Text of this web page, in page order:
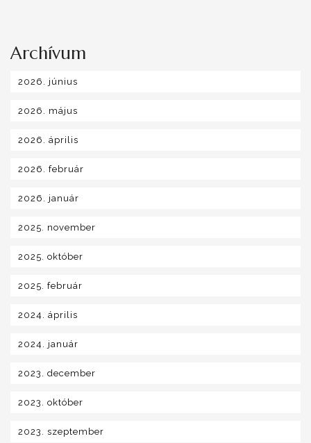
Archívum
2026. június
2026. május
2026. április
2026. február
2026. január
2025. november
2025. október
2025. február
2024. április
2024. január
2023. december
2023. október
2023. szeptember